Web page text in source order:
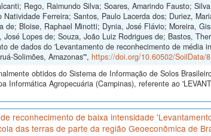
Rego, Raimundo Silva; Soares, Amarindo Fausto;
Natividade Ferreira; Santos, Paulo Lacerda dos; Duriez,
de; Bloise, Raphael Minotti; Dynia, José Flávio; Moreira,
Lopes de; Souza, João Luiz Rodrigues de; Bastos,
de dados do 'Levantamento de reconhecimento de média
Solimões, Amazonas'", https://doi.org/10.60502/SoilData/
obtidos do Sistema de Informação de Solos
Informática Agropecuária (Campinas), referente ao
reconhecimento de baixa intensidade
das terras de parte da região Geoeconômica de